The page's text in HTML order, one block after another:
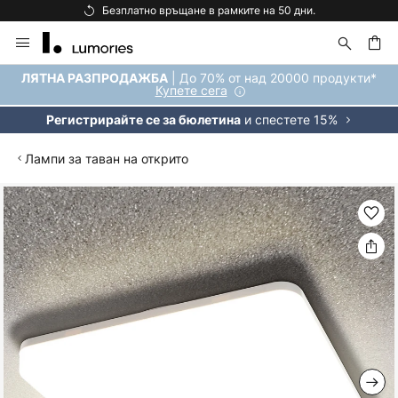
Безплатно връщане в рамките на 50 дни.
Прескачане
към
съдържанието
ЛЯТНА РАЗПРОДАЖБА | До 70% от над 20000 продукти*
Купете сега
Регистрирайте се за бюлетинаи спестете 15%
Лампи за таван на открито
Преминете
към
края
на
галерията
на
изображенията